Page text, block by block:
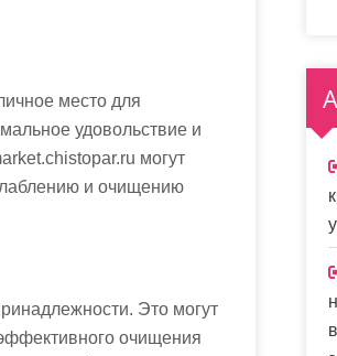
место для
удовольствие и
могут
и очищению
Это могут
очищения